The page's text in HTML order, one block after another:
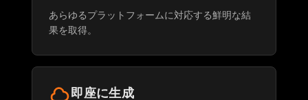
あらゆるプラットフォームに対応する鮮明な結
果を取得。
即座に生成